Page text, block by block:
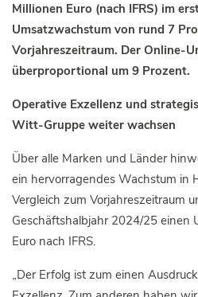
Millionen Euro (nach IFRS) im
Umsatzwachstum von rund 7
Vorjahreszeitraum. Der Online-
überproportional um 9 Prozent.
Operative Exzellenz und
Witt-Gruppe weiter wachsen
Über alle Marken und Länder
ein hervorragendes Wachstum in
Vergleich zum Vorjahreszeitraum
Geschäftshalbjahr 2024/25 einen
Euro nach IFRS.
„Der Erfolg ist zum einen